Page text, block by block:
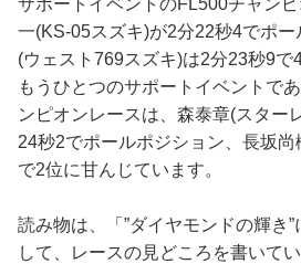
サポートイベントのFL500チャン
一(KS-05スズキ)が2分22秒4でポ
(ウェスト769スズキ)は2分23秒9で
もうひとつのサポートイベントで
ンピオンレースは、森泰章(スター
24秒2でポールポジション、長坂
で2位に甘んじています。
読み物は、「”ダイヤモンドの輝き
して、レースの見どころを書いてい